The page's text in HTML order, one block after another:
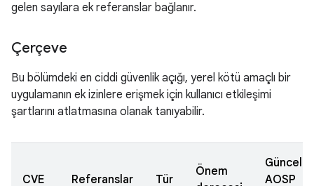
gelen sayılara ek referanslar bağlanır.
Çerçeve
Bu bölümdeki en ciddi güvenlik açığı, yerel kötü amaçlı bir
uygulamanın ek izinlere erişmek için kullanıcı etkileşimi
şartlarını atlatmasına olanak tanıyabilir.
CVE Referanslar Tür
Önem
AOSP